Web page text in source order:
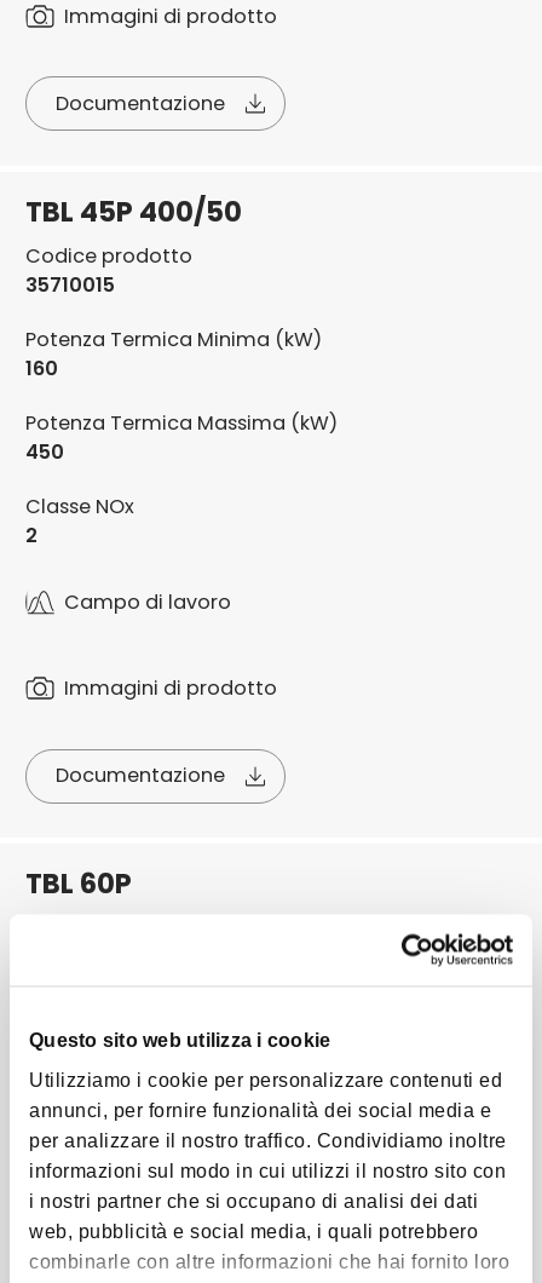
Questo sito web utilizza i cookie
Utilizziamo i cookie per personalizzare contenuti ed
annunci, per fornire funzionalità dei social media e
per analizzare il nostro traffico. Condividiamo inoltre
informazioni sul modo in cui utilizzi il nostro sito con
i nostri partner che si occupano di analisi dei dati
web, pubblicità e social media, i quali potrebbero
combinarle con altre informazioni che hai fornito loro
Immagini di prodotto
Documentazione
TBL 45P 400/50
Codice prodotto
35710015
Potenza Termica Minima (kW)
160
Potenza Termica Massima (kW)
450
Classe NOx
2
Campo di lavoro
Immagini di prodotto
Documentazione
TBL 60P
250
Potenza Termica Massima (kW)
600
Classe NOx
2
Campo di lavoro